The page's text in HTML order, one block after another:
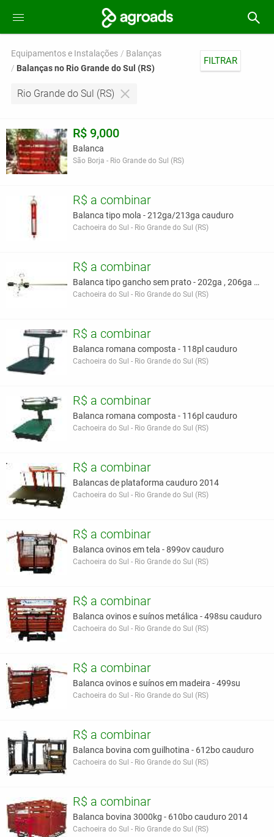
Equipamentos e Instalações
Balanças
Balanças no Rio Grande do Sul (RS)
FILTRAR
Rio Grande do Sul (RS)
R$ 9,000
Balanca
São Borja - Rio Grande do Sul (RS)
R$ a combinar
Balanca tipo mola - 212ga/213ga cauduro
Cachoeira do Sul - Rio Grande do Sul (RS)
R$ a combinar
Balanca tipo gancho sem prato - 202ga , 206ga e 21
Cachoeira do Sul - Rio Grande do Sul (RS)
R$ a combinar
Balanca romana composta - 118pl cauduro
Cachoeira do Sul - Rio Grande do Sul (RS)
R$ a combinar
Balanca romana composta - 116pl cauduro
Cachoeira do Sul - Rio Grande do Sul (RS)
R$ a combinar
Balancas de plataforma cauduro 2014
Cachoeira do Sul - Rio Grande do Sul (RS)
R$ a combinar
Balanca ovinos em tela - 899ov cauduro
Cachoeira do Sul - Rio Grande do Sul (RS)
R$ a combinar
Balanca ovinos e suínos metálica - 498su cauduro
Cachoeira do Sul - Rio Grande do Sul (RS)
R$ a combinar
Balanca ovinos e suínos em madeira - 499su
Cachoeira do Sul - Rio Grande do Sul (RS)
R$ a combinar
Balanca bovina com guilhotina - 612bo cauduro
Cachoeira do Sul - Rio Grande do Sul (RS)
R$ a combinar
Balanca bovina 3000kg - 610bo cauduro 2014
Cachoeira do Sul - Rio Grande do Sul (RS)